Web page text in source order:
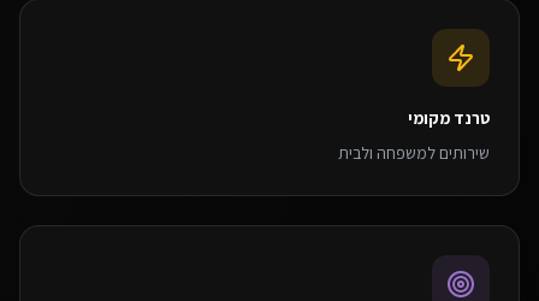
טרנד מקומי
שירותים למשפחה ולבית